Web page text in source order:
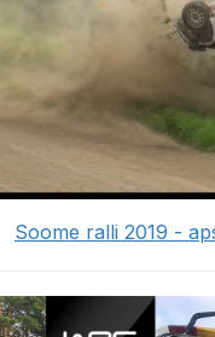
Soome ralli 2019 -